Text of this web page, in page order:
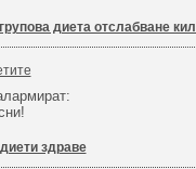
групова диета отслабване
диети здраве